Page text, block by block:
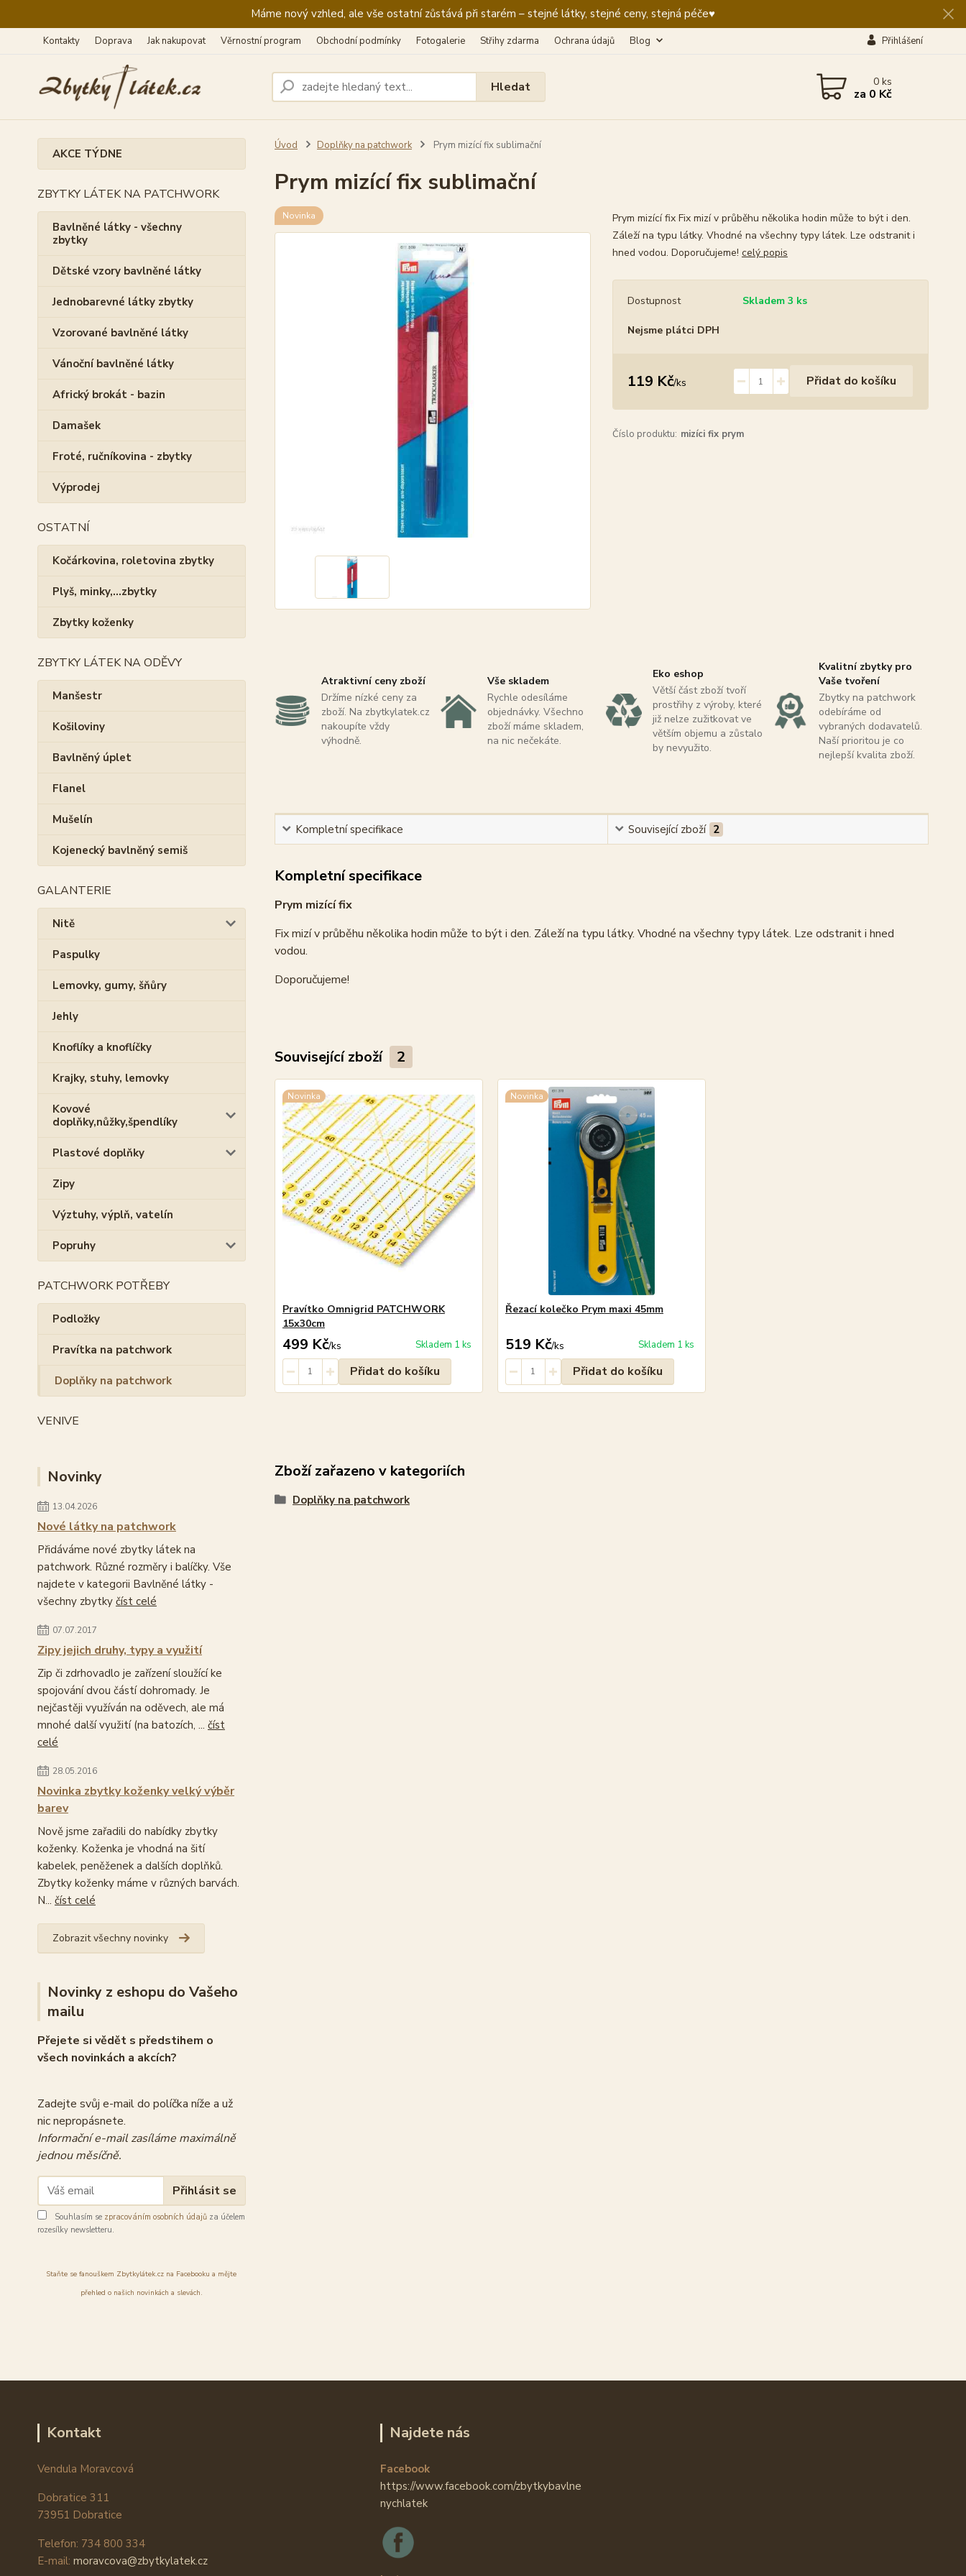
Máme nový vzhled, ale vše ostatní zůstává při starém – stejné látky, stejné ceny, stejná péče♥️
Kontakty Doprava Jak nakupovat Věrnostní program Obchodní podmínky Fotogalerie Střihy zdarma Ochrana údajů Blog Přihlášení
Hledat 0ks
za 0 Kč
AKCE TÝDNE
ZBYTKY LÁTEK NA PATCHWORK
Bavlněné látky - všechny
zbytky
Dětské vzory bavlněné látky
Jednobarevné látky zbytky
Vzorované bavlněné látky
Vánoční bavlněné látky
Africký brokát - bazin
Damašek
Froté, ručníkovina - zbytky
Výprodej
OSTATNÍ
Kočárkovina, roletovina zbytky
Plyš, minky,...zbytky
Zbytky koženky
ZBYTKY LÁTEK NA ODĚVY
Manšestr
Košiloviny
Bavlněný úplet
Flanel
Mušelín
Kojenecký bavlněný semiš
GALANTERIE
Nitě
Paspulky
Lemovky, gumy, šňůry
Jehly
Knoflíky a knoflíčky
Krajky, stuhy, lemovky
Kovové
doplňky,nůžky,špendlíky
Plastové doplňky
Zipy
Výztuhy, výplň, vatelín
Popruhy
PATCHWORK POTŘEBY
Podložky
Pravítka na patchwork
Doplňky na patchwork
VENIVE
Novinky
13.04.2026
Nové látky na patchwork
Přidáváme nové zbytky látek na
patchwork. Různé rozměry i balíčky. Vše
najdete v kategorii Bavlněné látky -
všechny zbytky číst celé
07.07.2017
Zipy jejich druhy, typy a využití
Zip či zdrhovadlo je zařízení sloužící ke
spojování dvou částí dohromady. Je
nejčastěji využíván na oděvech, ale má
mnohé další využití (na batozích, ... číst
celé
28.05.2016
Novinka zbytky koženky velký výběr
barev
Nově jsme zařadili do nabídky zbytky
koženky. Koženka je vhodná na šití
kabelek, peněženek a dalších doplňků.
Zbytky koženky máme v různých barvách.
N... číst celé
Zobrazit všechny novinky
Novinky z eshopu do Vašeho
mailu
Přejete si vědět s předstihem o
všech novinkách a akcích?
Zadejte svůj e-mail do políčka níže a už
nic nepropásnete.
Informační e-mail zasíláme maximálně
jednou měsíčně.
Přihlásit se
Souhlasím se zpracováním osobních údajů za účelem
rozesílky newsletteru.
Staňte se fanouškem Zbytkylátek.cz na Facebooku a mějte
přehled o našich novinkách a slevách.
Úvod Doplňky na patchwork Prym mizící fix sublimační
Prym mizící fix sublimační
Novinka
Prym mizící fix Fix mizí v průběhu několika hodin může to být i den.
Záleží na typu látky. Vhodné na všechny typy látek. Lze odstranit i
hned vodou. Doporučujeme! celý popis
Dostupnost Skladem 3 ks
Nejsme plátci DPH
119 Kč/ks Přidat do košíku
Číslo produktu: mizíci fix prym
Atraktivní ceny zboží
Držíme nízké ceny za
zboží. Na zbytkylatek.cz
nakoupíte vždy
výhodně.
Vše skladem
Rychle odesíláme
objednávky. Všechno
zboží máme skladem,
na nic nečekáte.
Eko eshop
Větší část zboží tvoří
prostřihy z výroby, které
již nelze zužitkovat ve
větším objemu a zůstalo
by nevyužito.
Kvalitní zbytky pro
Vaše tvoření
Zbytky na patchwork
odebíráme od
vybraných dodavatelů.
Naší prioritou je co
nejlepší kvalita zboží.
Kompletní specifikace Související zboží 2
Kompletní specifikace
Prym mizící fix
Fix mizí v průběhu několika hodin může to být i den. Záleží na typu látky. Vhodné na všechny typy látek. Lze odstranit i hned
vodou.
Doporučujeme!
Související zboží 2
Novinka
Pravítko Omnigrid PATCHWORK
15x30cm
499 Kč/ks Skladem 1 ks
Přidat do košíku
Novinka
Řezací kolečko Prym maxi 45mm
519 Kč/ks Skladem 1 ks
Přidat do košíku
Zboží zařazeno v kategoriích
Doplňky na patchwork
Kontakt
Vendula Moravcová
Dobratice 311
73951 Dobratice
Telefon: 734 800 334
E-mail: moravcova@zbytkylatek.cz
Najdete nás
Facebook
https://www.facebook.com/zbytkybavlne
nychlatek